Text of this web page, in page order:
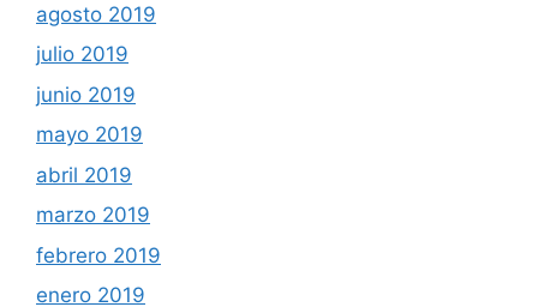
agosto 2019
julio 2019
junio 2019
mayo 2019
abril 2019
marzo 2019
febrero 2019
enero 2019